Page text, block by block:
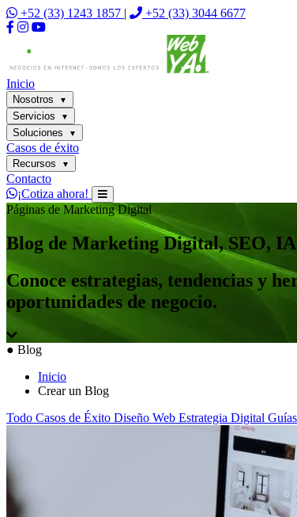
+52 (33) 1243 1857 | +52 (33) 3044 6677
Inicio
Nosotros ▼
Servicios ▼
Soluciones ▼
Casos de éxito
Recursos ▼
Contacto
¡Cotiza ahora!
Páginas de Marketing Digital
Blog de Marketing Digital, SEO,
Conoce estrategias, tendencias y
oportunidades de negocio.
● Blog
Inicio
Crear un Blog
Todo Casos de Éxito Diseño Web Estrategia Digital